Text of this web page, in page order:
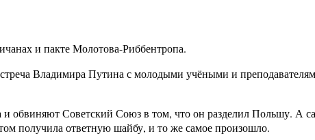
и пакте Молотова-Риббентропа.
Владимира Путина с молодыми учёными и
обвиняют Советский Союз в том, что он разделил Польшу. А
получила ответную шайбу, и то же самое произошло.